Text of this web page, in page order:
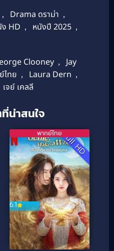
, Drama ดราม่า ,
HD , หนังปี 2025 ,
Clooney ,
Jay
ไทย , Laura Dern ,
เจย์ เคลลี
น่าสนใจ
Full HD
6.1
พากย์ไทย